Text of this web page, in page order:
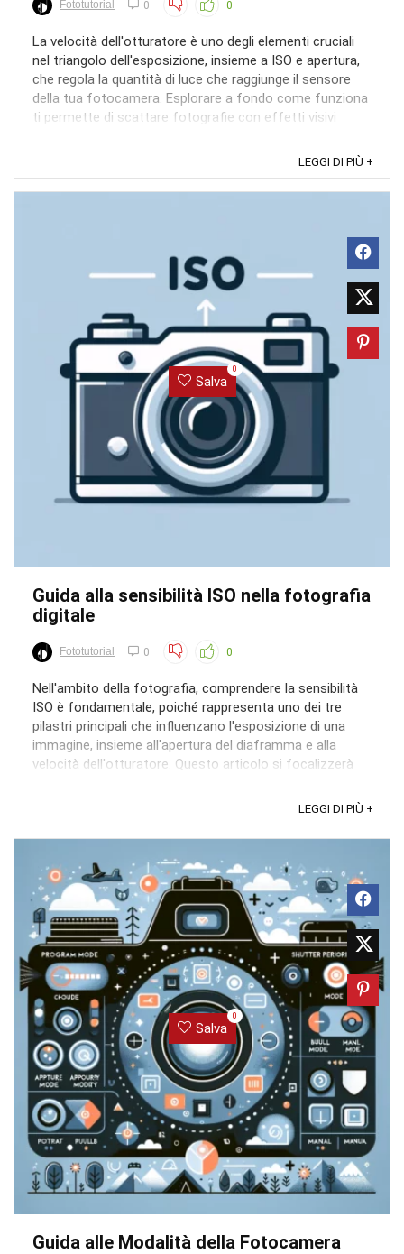
Fototutorial 0 0
La velocità dell'otturatore è uno degli elementi cruciali
nel triangolo dell'esposizione, insieme a ISO e apertura,
che regola la quantità di luce che raggiunge il sensore
della tua fotocamera. Esplorare a fondo come funziona
ti permette di scattare fotografie con effetti visivi
LEGGI DI PIÙ +
Salva
0
Guida alla sensibilità ISO nella fotografia
digitale
Fototutorial 0 0
Nell'ambito della fotografia, comprendere la sensibilità
ISO è fondamentale, poiché rappresenta uno dei tre
pilastri principali che influenzano l'esposizione di una
immagine, insieme all'apertura del diaframma e alla
velocità dell'otturatore. Questo articolo si focalizzerà
LEGGI DI PIÙ +
Salva
0
Guida alle Modalità della Fotocamera